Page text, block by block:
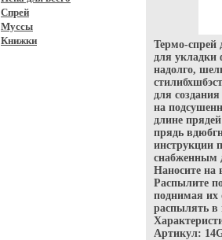
Спрей
Муссы
Книжки
Термо-спрей
для укладки
надолго,
для
на
длине
прядь
инструкции
снабженным
Наносите на
Распылите
поднимая их
распылять в
Артикул: